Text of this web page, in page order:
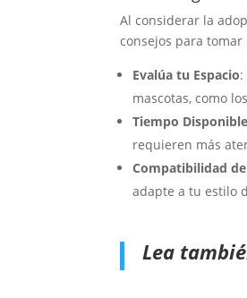
Al considerar la
consejos para
Evalúa tu Espacio
mascotas, como
Tiempo Disponible
requieren más
Compatibilidad
adapte a tu estilo
Lea